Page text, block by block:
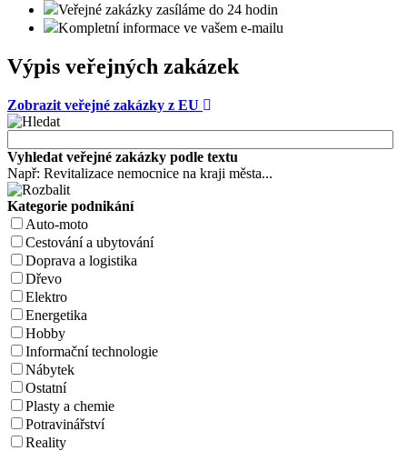
Veřejné zakázky zasíláme do 24 hodin
Kompletní informace ve vašem e-mailu
Výpis veřejných zakázek
Zobrazit veřejné zakázky z EU
Vyhledat veřejné zakázky podle textu
Např: Revitalizace nemocnice na kraji města...
Kategorie podnikání
Auto-moto
Cestování a ubytování
Doprava a logistika
Dřevo
Elektro
Energetika
Hobby
Informační technologie
Nábytek
Ostatní
Plasty a chemie
Potravinářství
Reality